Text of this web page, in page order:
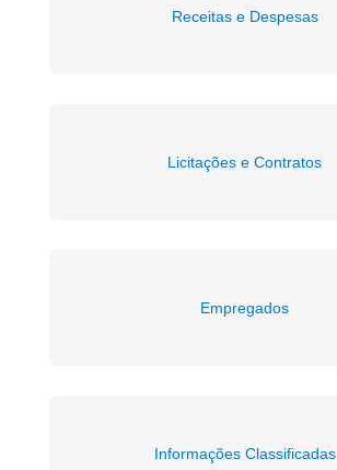
Receitas e Despesas
Licitações e Contratos
Empregados
Informações Classificadas